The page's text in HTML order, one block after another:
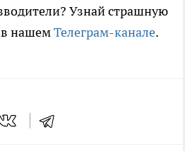
Узнай страшную
в нашемТелеграм-канале.